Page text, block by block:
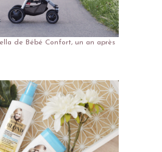
de Bébé Confort, un an après